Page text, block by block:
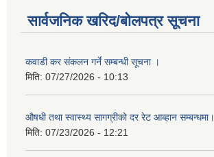
सार्वजनिक खरिद/बोलपत्र सूचना
कवाडी कर संकलन गर्ने सम्बन्धी सूचना ।
मिति: 07/27/2026 - 10:13
औषधी तथा स्वास्थ्य सागग्रीको दर रेट आब्हान सम्बन्धमा।
मिति: 07/23/2026 - 12:21